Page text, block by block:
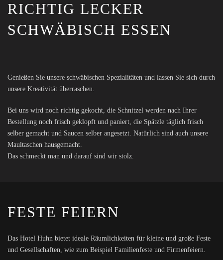
RICHTIG LECKER
SCHWÄBISCH ESSEN
Genießen Sie unsere schwäbischen Spezialitäten und lassen Sie sich durch
unsere Kreativität überraschen.
Bei uns wird noch richtig gekocht, die Schnitzel werden nach Ihrer
Bestellung noch frisch geklopft und paniert, die Spätzle täglich frisch
selber gemacht und Saucen selber angesetzt. Natürlich sind auch unsere
Maultaschen hausgemacht.
Das schmeckt man und darauf sind wir stolz.
FESTE FEIERN
Das Hotel Huhn bietet ideale Räumlichkeiten für kleine und große Feste
und Gesellschaften, wie zum Beispiel Familienfeste und Firmenfeiern.